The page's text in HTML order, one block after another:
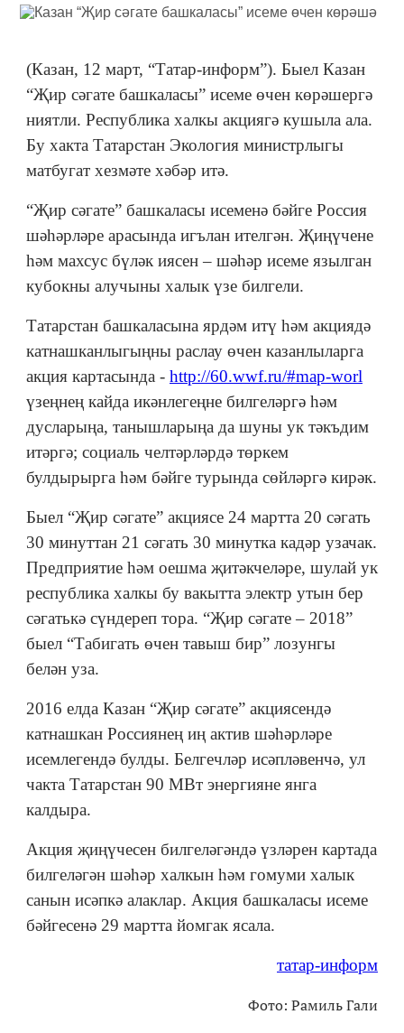
(Казан, 12 март, “Татар-информ”). Быел Казан
“Җир сәгате башкаласы” исеме өчен көрәшергә
ниятли. Республика халкы акциягә кушыла ала.
Бу хакта Татарстан Экология министрлыгы
матбугат хезмәте хәбәр итә.
“Җир сәгате” башкаласы исеменә бәйге Россия
шәһәрләре арасында игълан ителгән. Җиңүчене
һәм махсус бүләк иясен – шәһәр исеме язылган
кубокны алучыны халык үзе билгели.
Татарстан башкаласына ярдәм итү һәм акциядә
катнашканлыгыңны раслау өчен казанлыларга
акция картасында - http://60.wwf.ru/#map-worl
үзеңнең кайда икәнлегеңне билгеләргә һәм
дусларыңа, танышларыңа да шуны ук тәкъдим
итәргә; социаль челтәрләрдә төркем
булдырырга һәм бәйге турында сөйләргә кирәк.
Быел “Җир сәгате” акциясе 24 мартта 20 сәгать
30 минуттан 21 сәгать 30 минутка кадәр узачак.
Предприятие һәм оешма җитәкчеләре, шулай ук
республика халкы бу вакытта электр утын бер
сәгатькә сүндереп тора. “Җир сәгате – 2018”
быел “Табигать өчен тавыш бир” лозунгы
белән уза.
2016 елда Казан “Җир сәгате” акциясендә
катнашкан Россиянең иң актив шәһәрләре
исемлегендә булды. Белгечләр исәпләвенчә, ул
чакта Татарстан 90 МВт энергияне янга
калдыра.
Акция җиңүчесен билгеләгәндә үзләрен картада
билгеләгән шәһәр халкын һәм гомуми халык
санын исәпкә алаклар. Акция башкаласы исеме
бәйгесенә 29 мартта йомгак ясала.
татар-информ
Фото: Рамиль Гали